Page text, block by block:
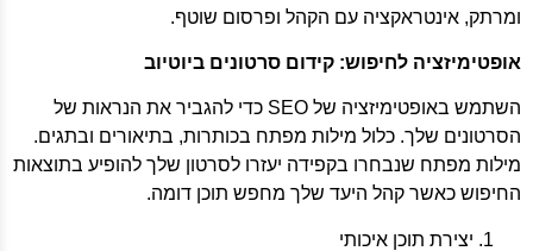
ומרתק, אינטראקציה עם הקהל ופרסום שוטף.
אופטימיזציה לחיפוש: קידום סרטונים ביוטיוב
השתמש באופטימיזציה של SEO כדי להגביר את הנראות של
הסרטונים שלך. כלול מילות מפתח בכותרות, בתיאורים ובתגים.
מילות מפתח שנבחרו בקפידה יעזרו לסרטון שלך להופיע בתוצאות
החיפוש כאשר קהל היעד שלך מחפש תוכן דומה.
יצירת תוכן איכותי